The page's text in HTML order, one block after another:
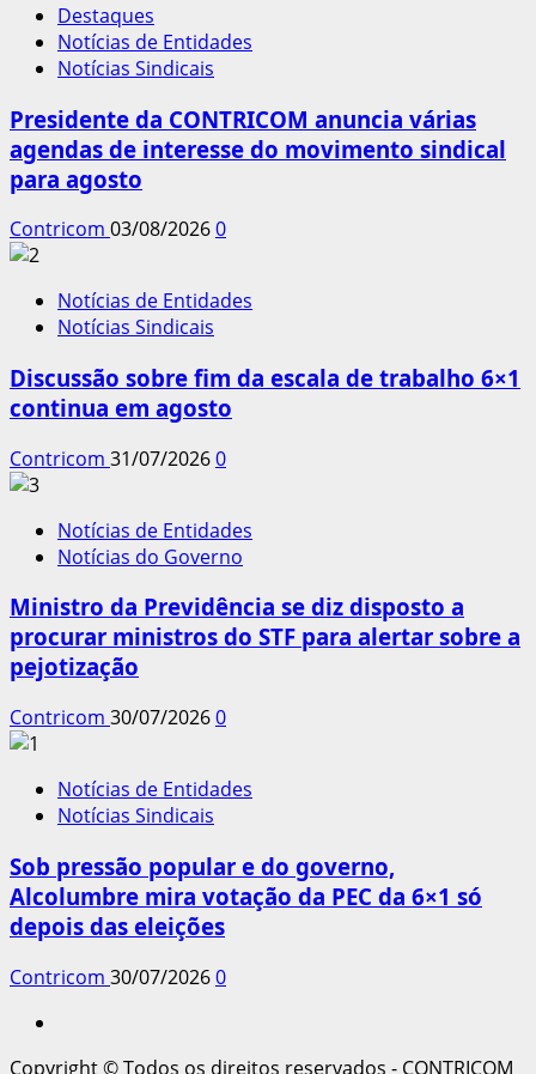
Destaques
Notícias de Entidades
Notícias Sindicais
Presidente da CONTRICOM anuncia várias
agendas de interesse do movimento sindical
para agosto
Contricom 03/08/20260
Notícias de Entidades
Notícias Sindicais
Discussão sobre fim da escala de trabalho 6×1
continua em agosto
Contricom 31/07/20260
Notícias de Entidades
Notícias do Governo
Ministro da Previdência se diz disposto a
procurar ministros do STF para alertar sobre a
pejotização
Contricom 30/07/20260
Notícias de Entidades
Notícias Sindicais
Sob pressão popular e do governo,
Alcolumbre mira votação da PEC da 6×1 só
depois das eleições
Contricom 30/07/20260
Copyright © Todos os direitos reservados - CONTRICOM